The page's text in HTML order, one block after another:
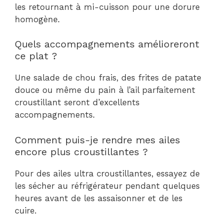
les retournant à mi-cuisson pour une dorure
homogène.
Quels accompagnements amélioreront
ce plat ?
Une salade de chou frais, des frites de patate
douce ou même du pain à l’ail parfaitement
croustillant seront d’excellents
accompagnements.
Comment puis-je rendre mes ailes
encore plus croustillantes ?
Pour des ailes ultra croustillantes, essayez de
les sécher au réfrigérateur pendant quelques
heures avant de les assaisonner et de les
cuire.